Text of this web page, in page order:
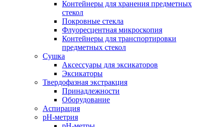
Контейнеры для хранения предметных
стекол
Покровные стекла
Флуоресцентная микроскопия
Контейнеры для транспортировки
предметных стекол
Сушка
Аксессуары для эксикаторов
Эксикаторы
Твердофазная экстракция
Принадлежности
Оборудование
Аспирация
pH-метрия